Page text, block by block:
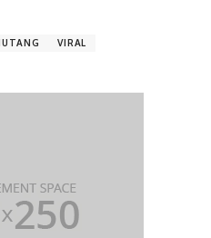
VIRAL